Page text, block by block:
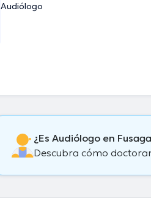
Audiólogo
¿Es Audiólogo en
Descubra cómo